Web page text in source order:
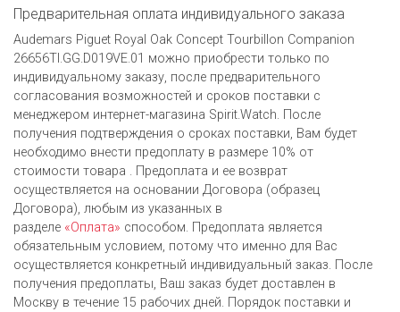
Предварительная оплата индивидуального заказа
Audemars Piguet Royal Oak Concept Tourbillon Companion
26656TI.GG.D019VE.01 можно приобрести только по
индивидуальному заказу, после предварительного
согласования возможностей и сроков поставки с
менеджером интернет-магазина Spirit.Watch. После
получения подтверждения о сроках поставки, Вам будет
необходимо внести предоплату в размере 10% от
стоимости товара . Предоплата и ее возврат
осуществляется на основании Договора (образец
Договора), любым из указанных в
разделе «Оплата» способом. Предоплата является
обязательным условием, потому что именно для Вас
осуществляется конкретный индивидуальный заказ. После
получения предоплаты, Ваш заказ будет доставлен в
Москву в течение 15 рабочих дней. Порядок поставки и